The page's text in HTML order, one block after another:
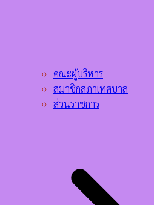
คณะผู้บริหาร
สมาชิกสภาเทศบาล
ส่วนราชการ